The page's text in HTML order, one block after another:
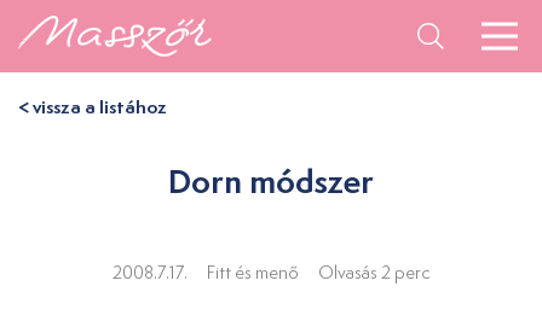
< vissza a listához
Dorn módszer
2008.7.17. Fitt és menő Olvasás 2 perc